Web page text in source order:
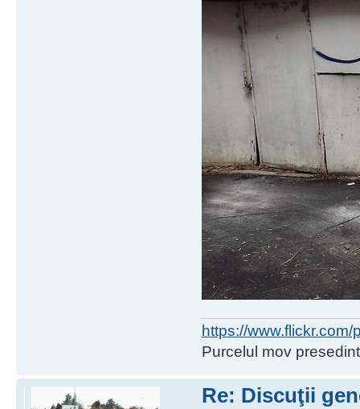
https://
Purcelul mov
Re: Discuţii